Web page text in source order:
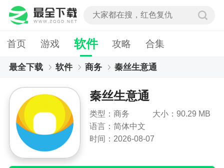
首页 游戏 软件 攻略 合集
最全下载 软件 商务 秦丝生意通
秦丝生意通
类型：商务
大小：90.29 MB
语言：简体中文
时间：2026-08-07